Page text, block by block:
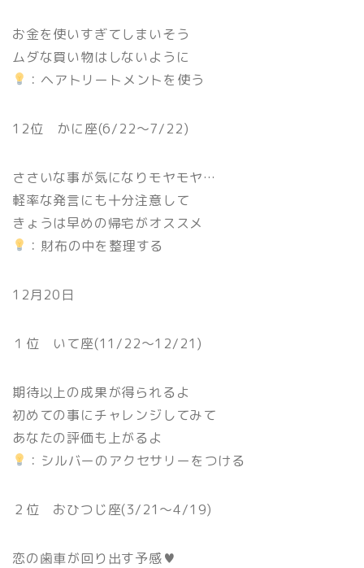
お金を使いすぎてしまいそう
ムダな買い物はしないように
：ヘアトリートメントを使う
12位 かに座(6/22〜7/22)
ささいな事が気になりモヤモヤ…
軽率な発言にも十分注意して
きょうは早めの帰宅がオススメ
：財布の中を整理する
12月20日
１位 いて座(11/22〜12/21)
期待以上の成果が得られるよ
初めての事にチャレンジしてみて
あなたの評価も上がるよ
：シルバーのアクセサリーをつける
２位 おひつじ座(3/21〜4/19)
恋の歯車が回り出す予感♥